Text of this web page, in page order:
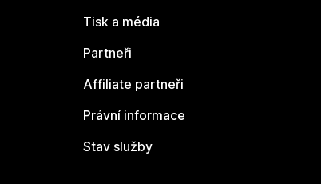
Tisk a média
Partneři
Affiliate partneři
Právní informace
Stav služby